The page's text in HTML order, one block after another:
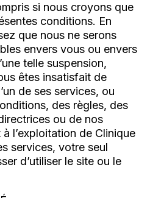
si nous croyons que
conditions. En
que nous ne serons
envers vous ou envers
telle suspension,
êtes insatisfait de
de ses services, ou
des règles, des
ou de nos
l’exploitation de Clinique
services, votre seul
d’utiliser le site ou le